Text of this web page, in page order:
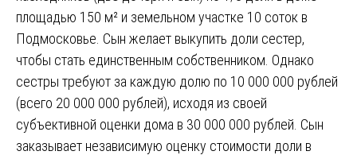
площадью 150 м² и земельном участке 10 соток в
Подмосковье. Сын желает выкупить доли сестер,
чтобы стать единственным собственником. Однако
сестры требуют за каждую долю по 10 000 000 рублей
(всего 20 000 000 рублей), исходя из своей
субъективной оценки дома в 30 000 000 рублей. Сын
заказывает независимую оценку стоимости доли в